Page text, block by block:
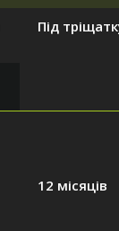
Під
12 місяців